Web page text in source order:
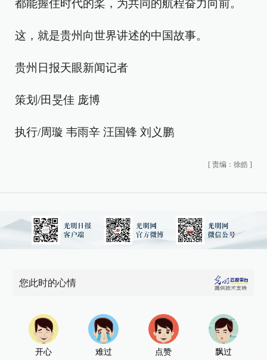
都能握住时代的桨，为共同的航程奋力向前。
这，就是贵州向世界讲述的中国故事。
贵州日报天眼新闻记者
策划/田旻佳 庞博
执行/周璇 韦雨辛 汪国锋 刘义鹏
[ 责编：徐皓 ]
您此时的心情
开心 难过 点赞 飘过